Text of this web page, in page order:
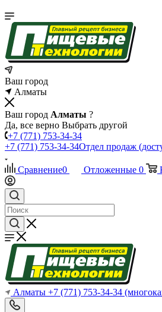
Ваш город
Алматы
Ваш город Алматы ?
Да, все верно Выбрать другой
+7 (771) 753-34-34
+7 (771) 753-34-34Отдел продаж
Сравнение0 Отложенные 0
Алматы +7 (771) 753-34-34